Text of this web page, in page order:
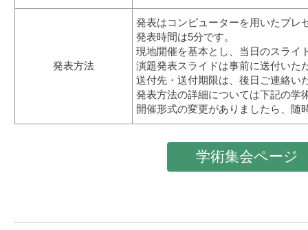
発表方法
発表はコンピューターを用いたプレ
発表時間は5分です。
現地開催を基本とし、当日のスライ
演題発表スライドは事前に送付いた
送付先・送付期限は、後日ご連絡い
発表方法の詳細については下記の学
開催形式の変更がありましたら、随
学術集会ページ